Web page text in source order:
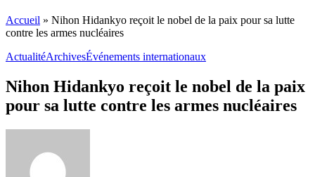
Accueil » Nihon Hidankyo reçoit le nobel de la paix pour sa lutte
contre les armes nucléaires
ActualitéArchivesÉvénements internationaux
Nihon Hidankyo reçoit le nobel de la paix
pour sa lutte contre les armes nucléaires